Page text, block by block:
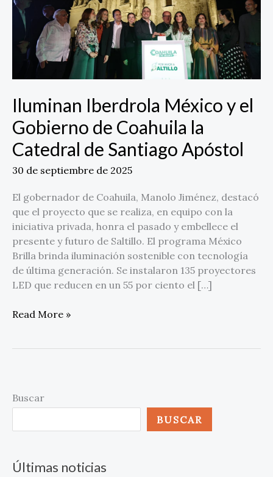
Iluminan Iberdrola México y el
Gobierno de Coahuila la
Catedral de Santiago Apóstol
30 de septiembre de 2025
El gobernador de Coahuila, Manolo Jiménez, destacó
que el proyecto que se realiza, en equipo con la
iniciativa privada, honra el pasado y embellece el
presente y futuro de Saltillo. El programa México
Brilla brinda iluminación sostenible con tecnología
de última generación. Se instalaron 135 proyectores
LED que reducen en un 55 por ciento el […]
de
Coahuila
Catedral
Santiago
Apóstol
Read More »
Buscar
BUSCAR
Últimas noticias